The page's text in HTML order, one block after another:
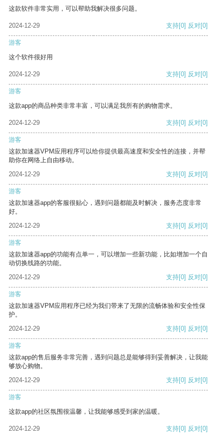
这款软件非常实用，可以帮助我解决很多问题。
2024-12-29 支持[0] 反对[0]
游客
这个软件很好用
2024-12-29 支持[0] 反对[0]
游客
这款app的商品种类非常丰富，可以满足我所有的购物需求。
2024-12-29 支持[0] 反对[0]
游客
这款加速器VPM应用程序可以给你提供最高速度和安全性的连接，并帮
助你在网络上自由移动。
2024-12-29
支持[0] 反对[0]
游客
这款加速器app的客服很贴心，遇到问题都能及时解决，服务态度非常
好。
2024-12-29
支持[0] 反对[0]
游客
这款加速器app的功能有点单一，可以增加一些新功能，比如增加一个自
动切换线路的功能。
2024-12-29
支持[0] 反对[0]
游客
这款加速器VPM应用程序已经为我们带来了无限的流畅体验和安全性保
护。
2024-12-29
支持[0] 反对[0]
游客
这款app的售后服务非常完善，遇到问题总是能够得到妥善解决，让我能
够放心购物。
2024-12-29
支持[0] 反对[0]
游客
这款app的社区氛围很温馨，让我能够感受到家的温暖。
2024-12-29 支持[0] 反对[0]